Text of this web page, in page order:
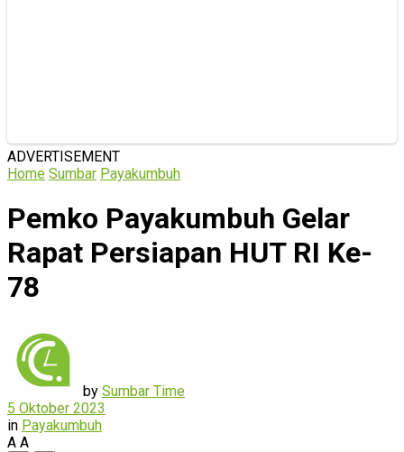
ADVERTISEMENT
Home Sumbar Payakumbuh
Pemko Payakumbuh Gelar
Rapat Persiapan HUT RI Ke-
78
by Sumbar Time
5 Oktober 2023
in Payakumbuh
A A